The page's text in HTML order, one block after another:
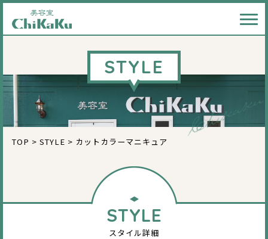
メ
STYLE
TOP > STYLE > カットカラーマニキュア
STYLE
スタイル詳細